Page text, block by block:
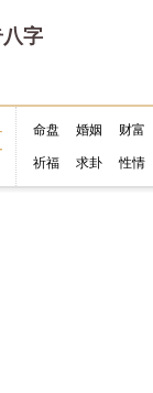
命盘 婚姻 财富
祈福 求卦 性情